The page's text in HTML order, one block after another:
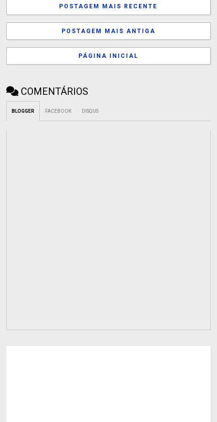
POSTAGEM MAIS RECENTE
POSTAGEM MAIS ANTIGA
PÁGINA INICIAL
COMENTÁRIOS
BLOGGER FACEBOOK DISQUS